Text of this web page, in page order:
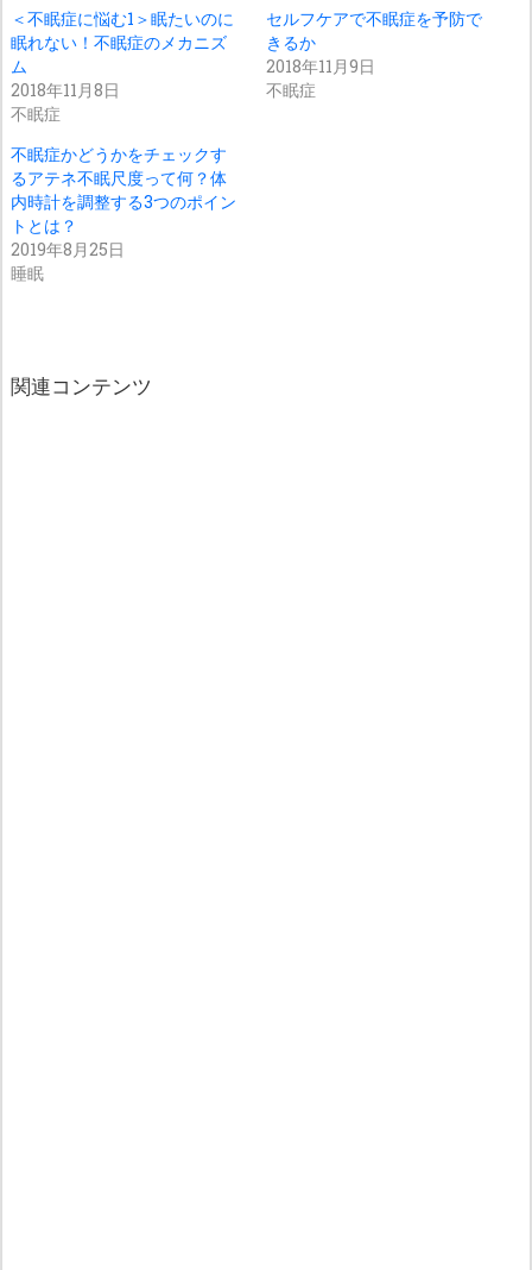
＜不眠症に悩む1＞眠たいのに
眠れない！不眠症のメカニズ
ム
2018年11月8日
不眠症
セルフケアで不眠症を予防で
きるか
2018年11月9日
不眠症
不眠症かどうかをチェックす
るアテネ不眠尺度って何？体
内時計を調整する3つのポイン
トとは？
2019年8月25日
睡眠
関連コンテンツ